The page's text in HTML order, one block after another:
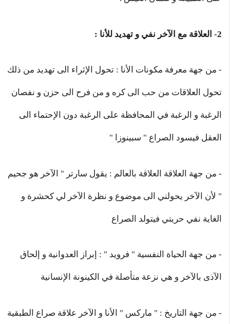
2- العلاقة مع الآخر نفي و تهديد للأنا :
- من جهة معرفة مكونات الأنا : تحول الإثراء الى تهديد من ذلك
تحول العلاقات من حب الى كره و من فرح الى حزن و نفصان
الرغبة و الرغبة في المحافظة على الرغبة دون الإحتماء الى
العقل فيسود الصراع " سبينوزا "
- من جهة العلاقة العلاقة بالعالم : يقول سارتر " الآخر هو جحيم
" لأن الآخر يحولني الى موضوع و نظرة الآخر لي كحشرة و
الغاية نفي حريتي فيتولد الصراع
- من جهة الحياة النفسية " فرويد " : إبراز العدوانية و إلحاق
الآذى بالآخر و هي نزعة متأصلة في الكينونة الإنسانية
- من جهة التاريخ : " ماركس " الأنا و الآخر علاقة صراع الطبقية